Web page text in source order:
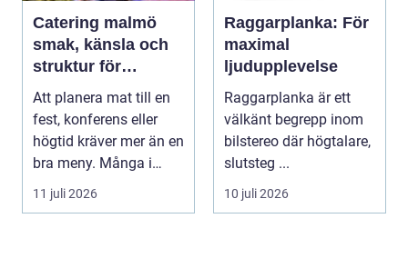
Catering malmö
smak, känsla och
struktur för
lyckade event
Att planera mat till en
fest, konferens eller
högtid kräver mer än en
bra meny. Många i
Malmö väljer...
11 juli 2026
Raggarplanka: För
maximal
ljudupplevelse
Raggarplanka är ett
välkänt begrepp inom
bilstereo där högtalare,
slutsteg ...
10 juli 2026